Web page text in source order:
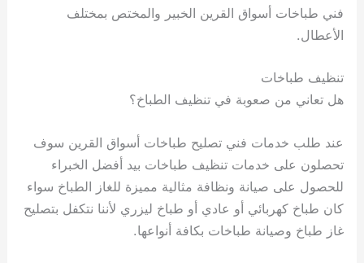
فني طباخات أسواق القرين الخبير والمختص بمختلف
الأعطال.
تنظيف طباخات
هل تعاني من صعوبة في تنظيف الطباخ؟
عند طلب خدمات فني تصليح طباخات أسواق القرين سوف
تحصلون على خدمات تنظيف طباخات بيد أفضل الخبراء
للحصول على صيانة ونظافة مثالية مميزة للغاز الطباخ سواء
كان طباخ كهربائي أو عادي أو طباخ ليزري لأننا نتكفل بتصليح
غاز طباخ وصيانة طباخات بكافة أنواعها.